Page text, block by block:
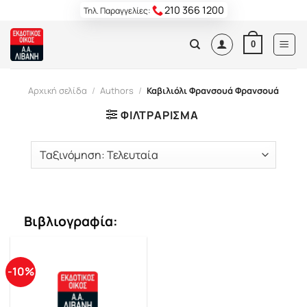
content
Τηλ. Παραγγελίες: 210 366 1200
0
Αρχική σελίδα / Authors / Καβιλιόλι Φρανσουά Φρανσουά
ΦΙΛΤΡΆΡΙΣΜΑ
Βιβλιογραφία:
-10%